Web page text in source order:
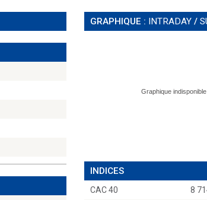
GRAPHIQUE : INTRADAY /
INDICES
CAC 40 8